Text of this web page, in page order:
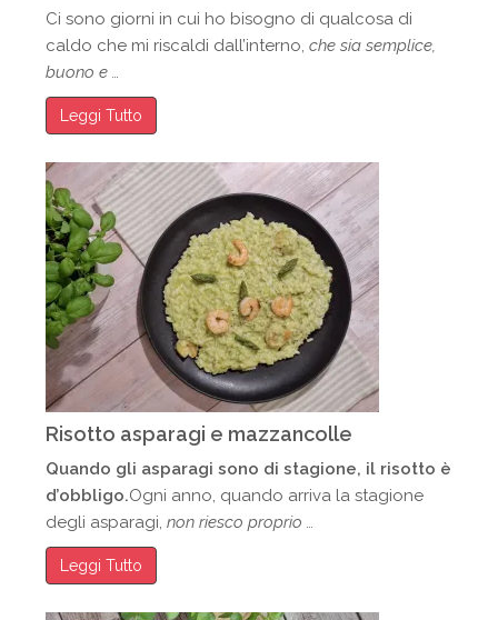
Ci sono giorni in cui ho bisogno di qualcosa di
caldo che mi riscaldi dall’interno,che sia semplice,
buono e …
Leggi Tutto
Risotto asparagi e mazzancolle
Quando gli asparagi sono di stagione, il risotto è
d’obbligo.Ogni anno, quando arriva la stagione
degli asparagi,non riesco proprio …
Leggi Tutto